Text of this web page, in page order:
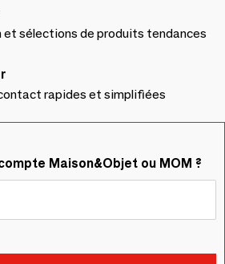
et sélections de produits tendances
rapides et simplifiées
Maison&Objet ou MOM ?